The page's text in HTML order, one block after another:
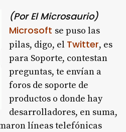
(Por El Microsaurio)
Microsoft se puso las
pilas, digo, el Twitter, es
para Soporte, contestan
preguntas, te envían a
foros de soporte de
productos o donde hay
desarrolladores, en suma,
líneas telefónicas